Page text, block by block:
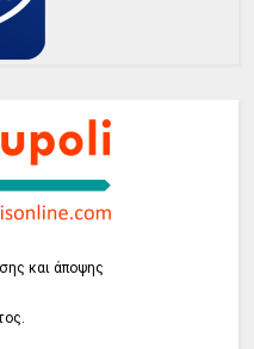
και άποψης